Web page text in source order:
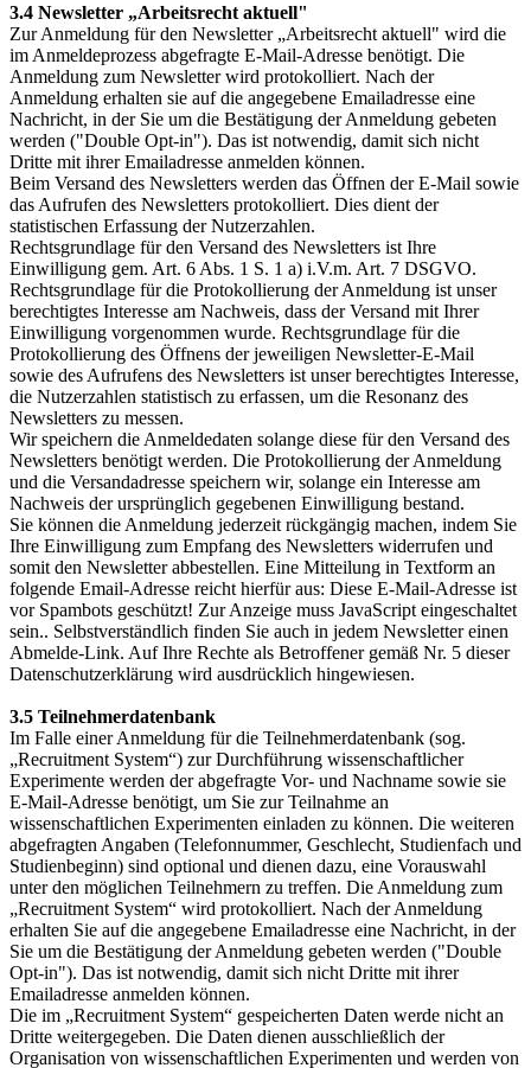
3.4 Newsletter „Arbeitsrecht aktuell"
Zur Anmeldung für den Newsletter „Arbeitsrecht aktuell" wird die
im Anmeldeprozess abgefragte E-Mail-Adresse benötigt. Die
Anmeldung zum Newsletter wird protokolliert. Nach der
Anmeldung erhalten sie auf die angegebene Emailadresse eine
Nachricht, in der Sie um die Bestätigung der Anmeldung gebeten
werden ("Double Opt-in"). Das ist notwendig, damit sich nicht
Dritte mit ihrer Emailadresse anmelden können.
Beim Versand des Newsletters werden das Öffnen der E-Mail sowie
das Aufrufen des Newsletters protokolliert. Dies dient der
statistischen Erfassung der Nutzerzahlen.
Rechtsgrundlage für den Versand des Newsletters ist Ihre
Einwilligung gem. Art. 6 Abs. 1 S. 1 a) i.V.m. Art. 7 DSGVO.
Rechtsgrundlage für die Protokollierung der Anmeldung ist unser
berechtigtes Interesse am Nachweis, dass der Versand mit Ihrer
Einwilligung vorgenommen wurde. Rechtsgrundlage für die
Protokollierung des Öffnens der jeweiligen Newsletter-E-Mail
sowie des Aufrufens des Newsletters ist unser berechtigtes Interesse,
die Nutzerzahlen statistisch zu erfassen, um die Resonanz des
Newsletters zu messen.
Wir speichern die Anmeldedaten solange diese für den Versand des
Newsletters benötigt werden. Die Protokollierung der Anmeldung
und die Versandadresse speichern wir, solange ein Interesse am
Nachweis der ursprünglich gegebenen Einwilligung bestand.
Sie können die Anmeldung jederzeit rückgängig machen, indem Sie
Ihre Einwilligung zum Empfang des Newsletters widerrufen und
somit den Newsletter abbestellen. Eine Mitteilung in Textform an
folgende Email-Adresse reicht hierfür aus: Diese E-Mail-Adresse ist
vor Spambots geschützt! Zur Anzeige muss JavaScript eingeschaltet
sein.. Selbstverständlich finden Sie auch in jedem Newsletter einen
Abmelde-Link. Auf Ihre Rechte als Betroffener gemäß Nr. 5 dieser
Datenschutzerklärung wird ausdrücklich hingewiesen.
3.5 Teilnehmerdatenbank
Im Falle einer Anmeldung für die Teilnehmerdatenbank (sog.
„Recruitment System“) zur Durchführung wissenschaftlicher
Experimente werden der abgefragte Vor- und Nachname sowie sie
E-Mail-Adresse benötigt, um Sie zur Teilnahme an
wissenschaftlichen Experimenten einladen zu können. Die weiteren
abgefragten Angaben (Telefonnummer, Geschlecht, Studienfach und
Studienbeginn) sind optional und dienen dazu, eine Vorauswahl
unter den möglichen Teilnehmern zu treffen. Die Anmeldung zum
„Recruitment System“ wird protokolliert. Nach der Anmeldung
erhalten Sie auf die angegebene Emailadresse eine Nachricht, in der
Sie um die Bestätigung der Anmeldung gebeten werden ("Double
Opt-in"). Das ist notwendig, damit sich nicht Dritte mit ihrer
Emailadresse anmelden können.
Die im „Recruitment System“ gespeicherten Daten werde nicht an
Dritte weitergegeben. Die Daten dienen ausschließlich der
Organisation von wissenschaftlichen Experimenten und werden von